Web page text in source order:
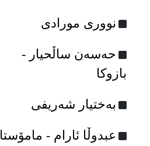
نووری مورادی
حه‌سه‌ن ساڵحیار -
بازوکا
به‌ختیار شه‌ریفی
عبدوڵا ئارام - مامۆستا